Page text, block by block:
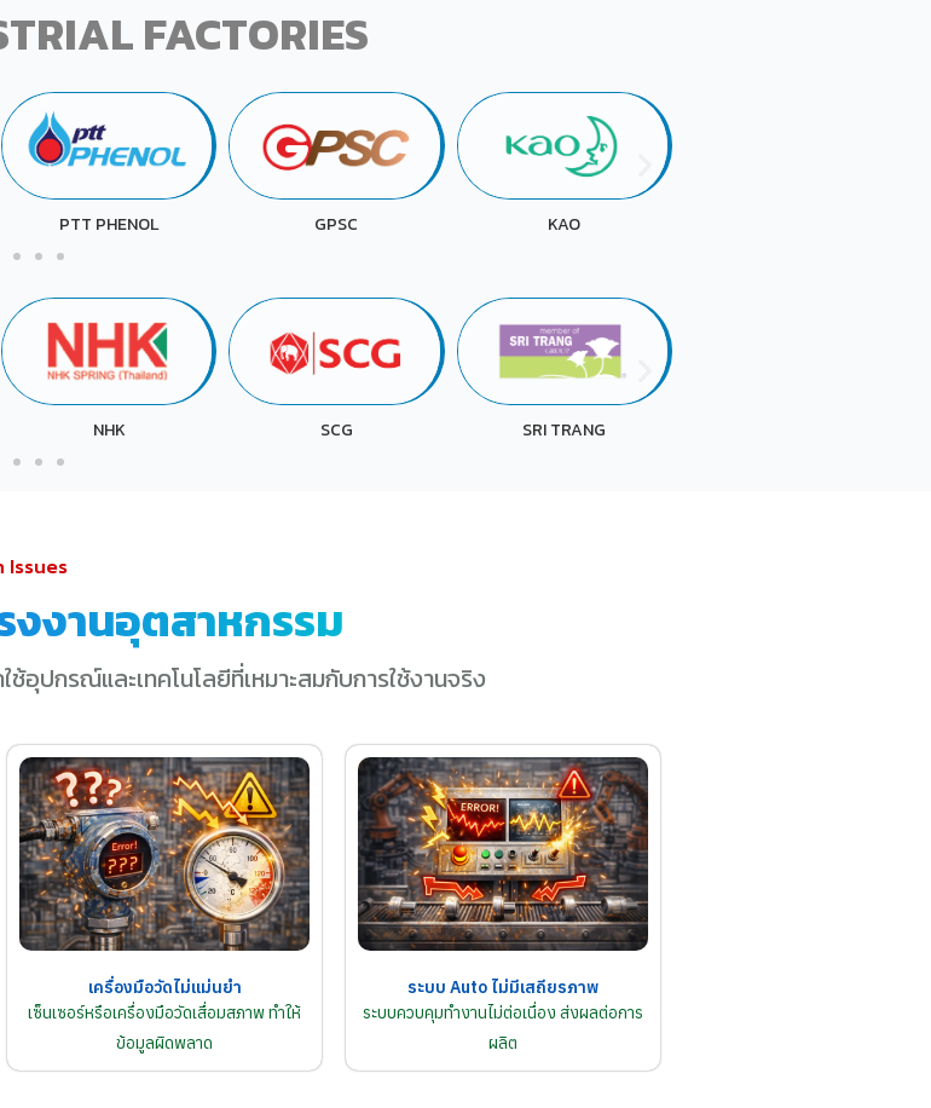
FACTORIES
GPSC KAO KOKUYO
SCG SRI TRANG UACJ
Issues
งานอุตสาหกรรม
ช้อุปกรณ์และเทคโนโลยีที่เหมาะสมกับการใช้งานจริง
เครื่องมือวัดไม่แม่นยำ
เซ็นเซอร์หรือเครื่องมือวัดเสื่อมสภาพ ทำให้
ข้อมูลผิดพลาด
ระบบ Auto ไม่มีเสถียรภาพ
ระบบควบคุมทำงานไม่ต่อเนื่อง ส่งผลต่อการ
ผลิต